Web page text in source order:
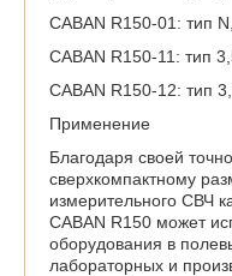
CABAN R150-01: тип
CABAN R150-11: тип
CABAN R150-12: тип
Применение
Благодаря своей
сверхкомпактному
измерительного СВЧ
CABAN R150 может
оборудования в
лабораторных и